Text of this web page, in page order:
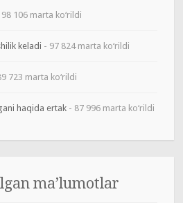
106 marta ko‘rildi
keladi - 97 824 marta ko‘rildi
723 marta ko‘rildi
haqida ertak- 87 996 marta ko‘rildi
ma’lumotlar